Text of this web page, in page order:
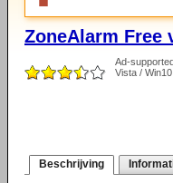
ZoneAlarm Free
Ad-
Vista /
Beschrijving